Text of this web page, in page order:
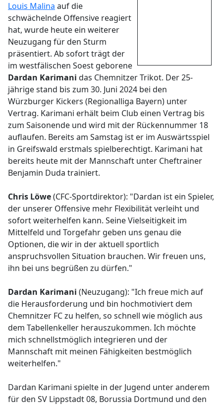
Louis Malina auf die
schwächelnde Offensive reagiert
hat, wurde heute ein weiterer
Neuzugang für den Sturm
präsentiert. Ab sofort trägt der
im westfälischen Soest geborene
Dardan Karimani das Chemnitzer Trikot. Der 25-
jährige stand bis zum 30. Juni 2024 bei den
Würzburger Kickers (Regionalliga Bayern) unter
Vertrag. Karimani erhält beim Club einen Vertrag bis
zum Saisonende und wird mit der Rückennummer 18
auflaufen. Bereits am Samstag ist er im Auswärtsspiel
in Greifswald erstmals spielberechtigt. Karimani hat
bereits heute mit der Mannschaft unter Cheftrainer
Benjamin Duda trainiert.
Chris Löwe(CFC-Sportdirektor): "Dardan ist ein Spieler,
der unserer Offensive mehr Flexibilität verleiht und
sofort weiterhelfen kann. Seine Vielseitigkeit im
Mittelfeld und Torgefahr geben uns genau die
Optionen, die wir in der aktuell sportlich
anspruchsvollen Situation brauchen. Wir freuen uns,
ihn bei uns begrüßen zu dürfen."
Dardan Karimani (Neuzugang): "Ich freue mich auf
die Herausforderung und bin hochmotiviert dem
Chemnitzer FC zu helfen, so schnell wie möglich aus
dem Tabellenkeller herauszukommen. Ich möchte
mich schnellstmöglich integrieren und der
Mannschaft mit meinen Fähigkeiten bestmöglich
weiterhelfen."
Dardan Karimani spielte in der Jugend unter anderem
für den SV Lippstadt 08, Borussia Dortmund und den